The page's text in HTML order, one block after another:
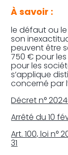
À savoir :
le défaut ou
son
peuvent être
750 € pour
pour les
s’applique
concerné par
Décret n°
Arrêté du 10
Art. 100, loi n°
31